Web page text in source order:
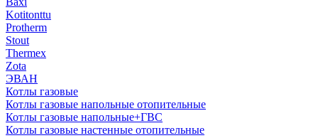
Kotitonttu
Protherm
Stout
Thermex
Zota
ЭВАН
Котлы газовые
Котлы газовые напольные отопительные
Котлы газовые напольные+ГВС
Котлы газовые настенные отопительные